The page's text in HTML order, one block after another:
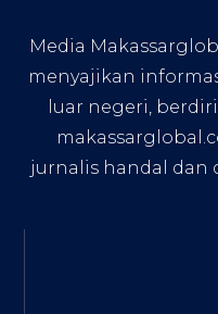
Media
menyajikan
luar negeri,
jurnalis handal dan